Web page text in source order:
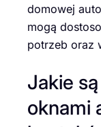
domowej
mogą
potrzeb oraz
Jakie
oknami